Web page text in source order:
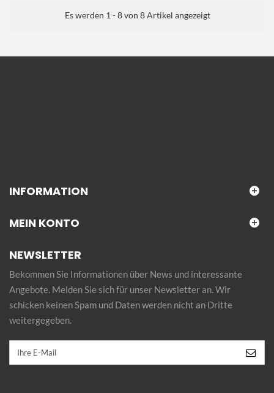
Es werden 1 - 8 von 8 Artikel angezeigt
INFORMATION
MEIN KONTO
NEWSLETTER
Bekommen Sie Informationen über News und interessante
Angebote. Melden Sie sich für unser Newsletter an. Wir
schicken keinen Spam und Daten werden nicht an Dritte
weitergegeben.